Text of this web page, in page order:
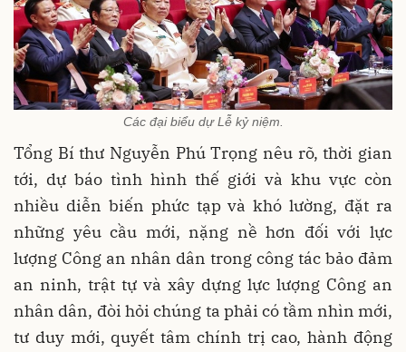
Các đại biểu dự Lễ kỷ niệm.
Tổng Bí thư Nguyễn Phú Trọng nêu rõ, thời gian
tới, dự báo tình hình thế giới và khu vực còn
nhiều diễn biến phức tạp và khó lường, đặt ra
những yêu cầu mới, nặng nề hơn đối với lực
lượng Công an nhân dân trong công tác bảo đảm
an ninh, trật tự và xây dựng lực lượng Công an
nhân dân, đòi hỏi chúng ta phải có tầm nhìn mới,
tư duy mới, quyết tâm chính trị cao, hành động